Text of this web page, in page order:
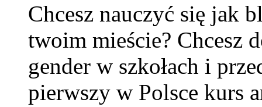
Chcesz nauczyć się jak
twoim mieście? Chcesz
gender w szkołach i
pierwszy w Polsce kurs